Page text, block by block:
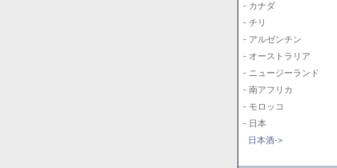
- カナダ
- チリ
- アルゼンチン
- オーストラリア
- ニュージーランド
- 南アフリカ
- モロッコ
- 日本
日本酒->